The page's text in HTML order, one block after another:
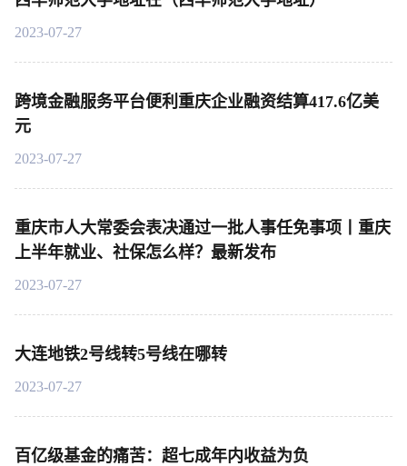
2023-07-27
跨境金融服务平台便利重庆企业融资结算417.6亿美
元
2023-07-27
重庆市人大常委会表决通过一批人事任免事项丨重庆
上半年就业、社保怎么样？最新发布
2023-07-27
大连地铁2号线转5号线在哪转
2023-07-27
百亿级基金的痛苦：超七成年内收益为负